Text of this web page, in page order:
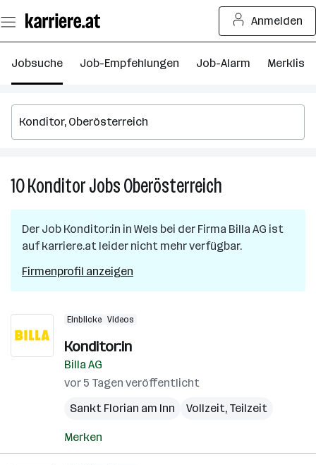
Seiteninhalt
springen
Anmelden
Jobsuche Job-Empfehlungen Job-Alarm Merkliste
10KonditorJobsOberösterreich
in
Oberösterreich
Der Job Konditor:in in Wels bei der Firma Billa AG ist
auf karriere.at leider nicht mehr verfügbar.
Firmenprofil anzeigen
Einblicke Videos
Konditor:in
Billa AG
vor 5 Tagen veröffentlicht
Sankt Florian am Inn
Vollzeit, Teilzeit
Merken